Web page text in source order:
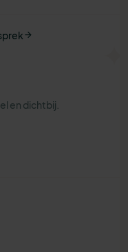
en dichtbij.